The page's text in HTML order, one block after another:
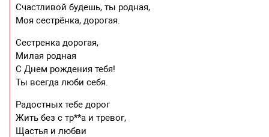
Счастливой будешь, ты родная,
Моя сестрёнка, дорогая.
Сестренка дорогая,
Милая родная
С Днем рождения тебя!
Ты всегда люби себя.
Радостных тебе дорог
Жить без с тр**а и тревог,
Щастья и любви